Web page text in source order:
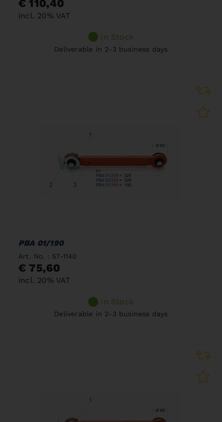
€ 110,40
incl. 20% VAT
In Stock
Deliverable in 2-3 business days
PBA 01/190
Art. No. : 57-1140
€ 75,60
incl. 20% VAT
In Stock
Deliverable in 2-3 business days